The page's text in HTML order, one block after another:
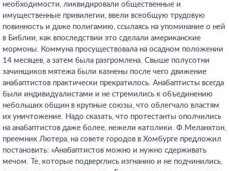
необходимости, ликвидировали общественные и
имущественные привилегии, ввели всеобщую трудовую
повинность и даже полигамию, ссылаясь на упоминание о ней
в Библии, как впоследствии это сделали американские
мормоны. Коммуна просуществовала на осадном положении
14 месяцев, а затем была разгромлена. Свыше полусотни
зачинщиков мятежа были казнены после чего движение
анабаптистов практически прекратилось. Анабаптисты всегда
были индивидуалистами и не стремились к объединению
небольших общин в крупные союзы, что облегчало властям
их уничтожение. Надо сказать, что протестанты ополчились
на анабаптистов даже более, нежели католики. Ф.Меланхтон,
преемник Лютера, на совете городов в Хомбурге предложил
постановить: «Анабаптистов можно и нужно сдерживать
мечом. Те, которые подверглись изгнанию и не подчинились,